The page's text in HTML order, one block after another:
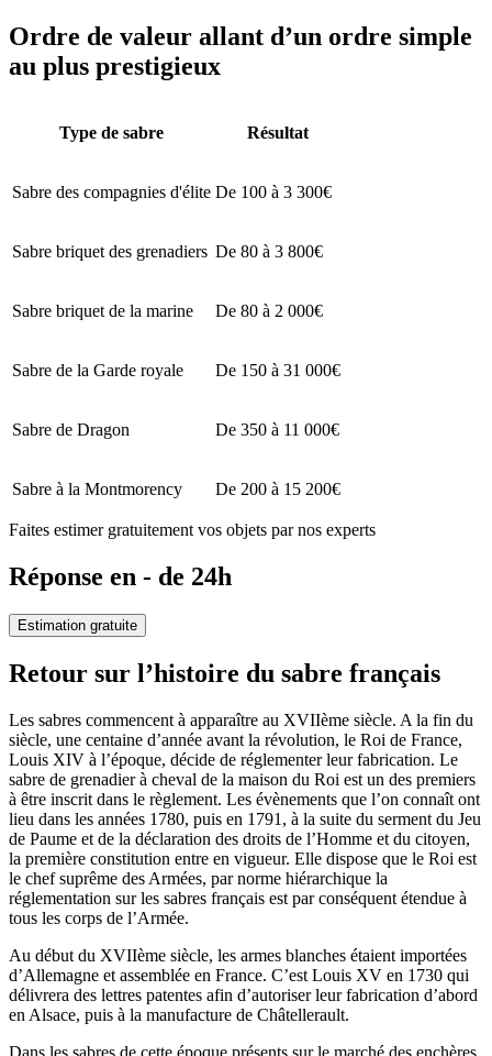
Ordre de valeur allant d’un ordre simple
au plus prestigieux
Type de sabre Résultat
Sabre des compagnies d'élite De 100 à 3 300€
Sabre briquet des grenadiers De 80 à 3 800€
Sabre briquet de la marine De 80 à 2 000€
Sabre de la Garde royale De 150 à 31 000€
Sabre de Dragon De 350 à 11 000€
Sabre à la Montmorency De 200 à 15 200€
Faites estimer gratuitement vos objets par nos experts
Réponse en - de 24h
Estimation gratuite
Retour sur l’histoire du sabre français
Les sabres commencent à apparaître au XVIIème siècle. A la fin du
siècle, une centaine d’année avant la révolution, le Roi de France,
Louis XIV à l’époque, décide de réglementer leur fabrication. Le
sabre de grenadier à cheval de la maison du Roi est un des premiers
à être inscrit dans le règlement. Les évènements que l’on connaît ont
lieu dans les années 1780, puis en 1791, à la suite du serment du Jeu
de Paume et de la déclaration des droits de l’Homme et du citoyen,
la première constitution entre en vigueur. Elle dispose que le Roi est
le chef suprême des Armées, par norme hiérarchique la
réglementation sur les sabres français est par conséquent étendue à
tous les corps de l’Armée.
Au début du XVIIème siècle, les armes blanches étaient importées
d’Allemagne et assemblée en France. C’est Louis XV en 1730 qui
délivrera des lettres patentes afin d’autoriser leur fabrication d’abord
en Alsace, puis à la manufacture de Châtellerault.
Dans les sabres de cette époque présents sur le marché des enchères,